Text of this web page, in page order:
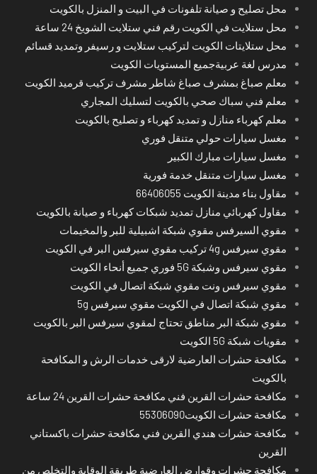
محل تصليح و صيانة تلفونات في البيت و المنزل بالكويت
محل ستلايت في الكويت رقم فني ستلايت الشويخ 24 ساعة
محل ستلايتات الكويت لتركيب ستلايت و رسيفر وتمديد قسائم
مدرس لغة عربيةجميع المستويات الكويت
معلم صباغ بمشرف صباغ شاطر مشرف تركيب قرميد الكويت
معلم فني سباك صحي بالكويت لتسليك المجاري
معلم كهرباء منازل و تمديد كهرباء و تصليح بالكويت
مغسل سيارات حولي متنقل فوري
مغسل سيارات مبارك الكبير
مغسل سيارات متنقل خدمة فورية
مقاول بناء مدينة الكويت 66406055
مقاول كهربائي منازل تمديد شبكات كهرباء و صيانة بالكويت
مقوي السيرفس مقوي شبكة اشبيلية للبر والمخيمات
مقوي سيرفس 4g تركيب مقوي سيرفس البر في الكويت
مقوي سيرفس وشبكة 5G فوري جميع أنحاء الكويت
مقوي سيرفس ونت مقوي شبكة اتصال في الكويت
مقوي شبكة اتصال في الكويت مقوي سيرفس 5g
مقوي شبكة البر مناطق تحتاج لمقوي سيرفس البر بالكويت
مقويات شبكة 5G الكويت
مكافحة حشرات العارضية لارقى خدمات الرش و المكافحة
بالكويت
مكافحة حشرات القرين فني مكافحة حشرات القرين 24 ساعة
مكافحة حشرات الكويت55306090
مكافحة حشرات هندي القرين فني مكافحة حشرات باكستاني
القرين
مكافحة حشرات وقوارض العارضية طريقة الوقاية والتخلص من